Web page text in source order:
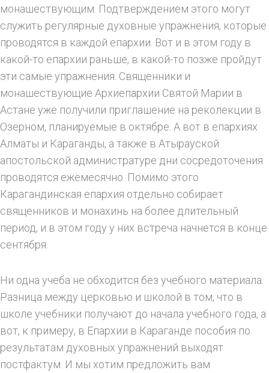
монашествующим. Подтверждением этого могут
служить регулярные духовные упражнения, которые
проводятся в каждой епархии. Вот и в этом году в
какой-то епархии раньше, в какой-то позже пройдут
эти самые упражнения. Священники и
монашествующие Архиепархии Святой Марии в
Астане уже получили приглашение на реколекции в
Озерном, планируемые в октябре. А вот в епархиях
Алматы и Караганды, а также в Атырауской
апостольской администратуре дни сосредоточения
проводятся ежемесячно. Помимо этого
Карагандинская епархия отдельно собирает
священников и монахинь на более длительный
период, и в этом году у них встреча начнется в конце
сентября.
Ни одна учеба не обходится без учебного материала.
Разница между церковью и школой в том, что в
школе учебники получают до начала учебного года, а
вот, к примеру, в Епархии в Караганде пособия по
результатам духовных упражнений выходят
постфактум. И мы хотим предложить вам